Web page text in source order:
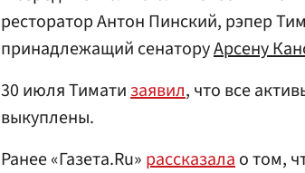
ресторатор Антон Пинский, рэпер
принадлежащий сенаторуАрсену
30 июля Тиматизаявил, что все
выкуплены.
Ранее «Газета.Ru» рассказалао том,